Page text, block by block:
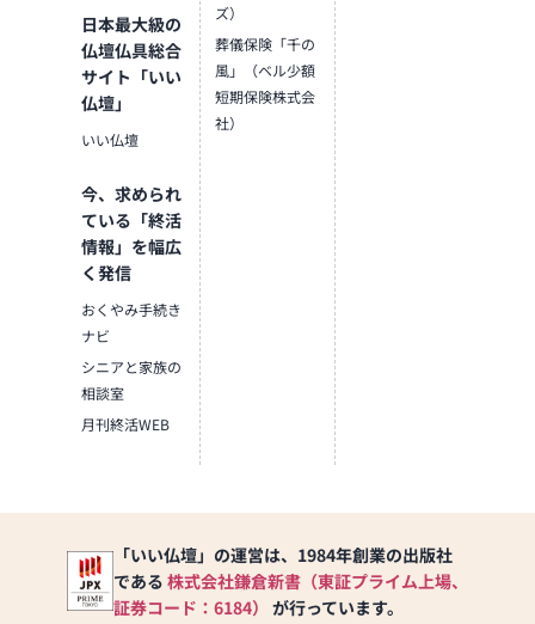
日本最大級の
仏壇仏具総合
サイト「いい
仏壇」
いい仏壇
今、求められ
ている「終活
情報」を幅広
く発信
おくやみ手続き
ナビ
シニアと家族の
相談室
月刊終活WEB
ズ）
葬儀保険「千の
風」（ベル少額
短期保険株式会
社）
「いい仏壇」の運営は、1984年創業の出版社
である 株式会社鎌倉新書（東証プライム上場、
証券コード：6184） が行っています。